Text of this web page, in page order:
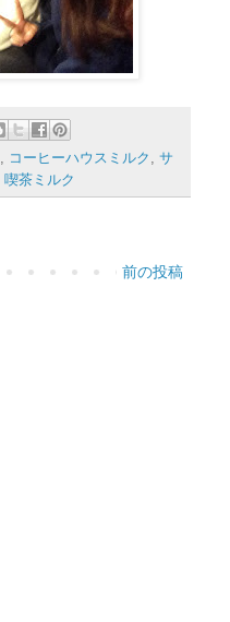
, コーヒーハウスミルク , サ
喫茶ミルク
前の投稿